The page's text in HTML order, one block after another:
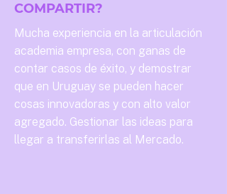
COMPARTIR?
Mucha experiencia en la articulación
academia empresa, con ganas de
contar casos de éxito, y demostrar
que en Uruguay se pueden hacer
cosas innovadoras y con alto valor
agregado. Gestionar las ideas para
llegar a transferirlas al Mercado.